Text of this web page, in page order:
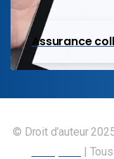
Assurance
© Droit d’auteur
|